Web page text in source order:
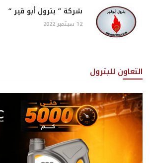
شركة ” بترول أبو قير “
12 سبتمبر 2022
التعاون للبترول